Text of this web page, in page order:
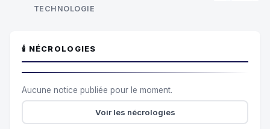
TECHNOLOGIE
🕯️ NÉCROLOGIES
Aucune notice publiée pour le moment.
Voir les nécrologies